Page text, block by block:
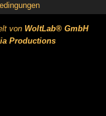
von WoltLab® GmbH
Productions